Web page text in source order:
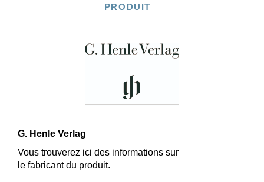
PRODUIT
G. Henle Verlag
Vous trouverez ici des informations sur
le fabricant du produit.